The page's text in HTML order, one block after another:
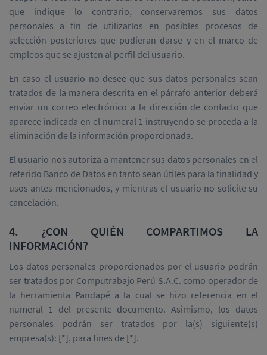
que indique lo contrario, conservaremos sus datos
personales a fin de utilizarlos en posibles procesos de
selección posteriores que pudieran darse y en el marco de
empleos que se ajusten al perfil del usuario.
En caso el usuario no desee que sus datos personales sean
tratados de la manera descrita en el párrafo anterior deberá
enviar un correo electrónico a la dirección de contacto que
aparece indicada en el numeral 1 instruyendo se proceda a la
eliminación de la información proporcionada.
El usuario nos autoriza a mantener sus datos personales en el
referido Banco de Datos en tanto sean útiles para la finalidad y
usos antes mencionados, y mientras el usuario no solicite su
cancelación.
4. ¿CON QUIÉN COMPARTIMOS LA
INFORMACIÓN?
Los datos personales proporcionados por el usuario podrán
ser tratados por Computrabajo Perú S.A.C. como operador de
la herramienta Pandapé a la cual se hizo referencia en el
numeral 1 del presente documento. Asimismo, los datos
personales podrán ser tratados por la(s) siguiente(s)
empresa(s): [*], para fines de [*].